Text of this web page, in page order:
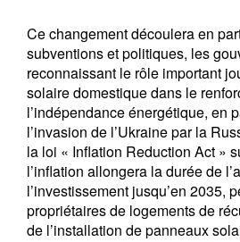
Ce changement découlera en
subventions et politiques, les
reconnaissant le rôle important
solaire domestique dans le
l’indépendance énergétique, en
l’invasion de l’Ukraine par la
la loi « Inflation Reduction Act »
l’inflation allongera la durée de
l’investissement jusqu’en 2035,
propriétaires de logements de
de l’installation de panneaux